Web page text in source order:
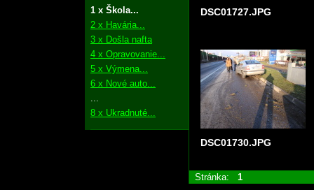
1 x Škola...
2 x Havária...
3 x Došla nafta
4 x Opravovanie...
5 x Výmena...
6 x Nové auto...
8 x Ukradnuté...
DSC01727.JPG
DSC01730.JPG
Stránka: 1